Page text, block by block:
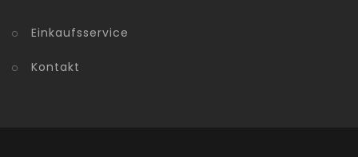
Einkaufsservice
Kontakt